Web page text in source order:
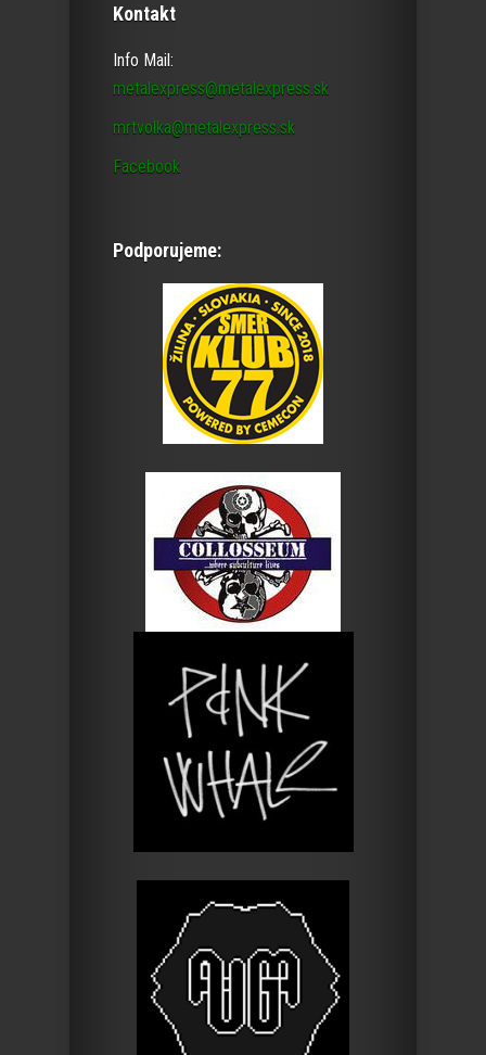
Kontakt
Info Mail:
metalexpress@metalexpress.sk
mrtvolka@metalexpress.sk
Facebook
Podporujeme: